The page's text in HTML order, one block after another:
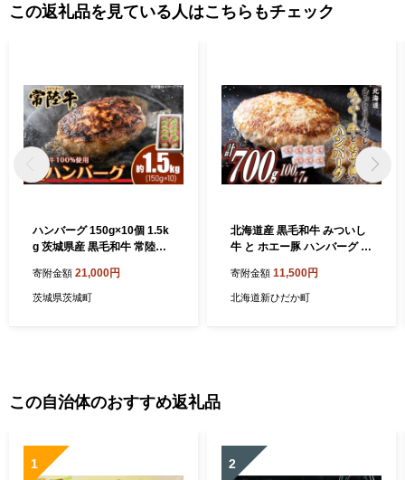
この返礼品を見ている人はこちらもチェック
ハンバーグ 150g×10個 1.5k
g 茨城県産 黒毛和牛 常陸牛
019
寄附金額 21,000円
茨城県茨城町
北海道産 黒毛和牛 みついし
牛 と ホエー豚 ハンバーグ 計
寄附金額 11,500円
北海道新ひだか町
この自治体のおすすめ返礼品
1 2